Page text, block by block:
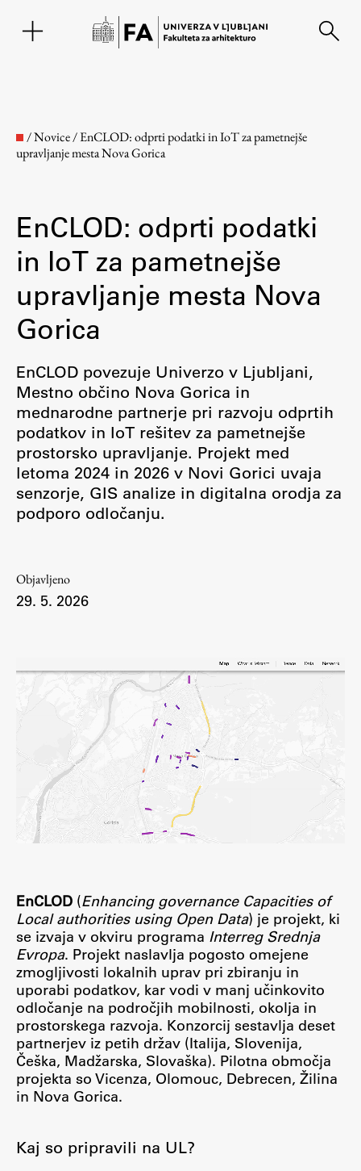
Fakulteta
Osebje
Organiziranost
Alumni
Knjižnica
Mednarodno sodelovanje
Članstva v združenjih
Konzorciji
Spletni arhiv DEPO
Študij
Predstavitev študija
Študentske informacije
Predmeti
Izbirni moduli EMŠA
Vpis
Zaključek študija
Mednarodne izmenjave
Študijske prakse
Spletna učilnica
/Novice/EnCLOD: odprti podatki in IoT za pametnejše
upravljanje mesta Nova Gorica
EnCLOD: odprti podatki
in IoT za pametnejše
upravljanje mesta Nova
Gorica
EnCLOD povezuje Univerzo v Ljubljani,
Mestno občino Nova Gorica in
mednarodne partnerje pri razvoju odprtih
podatkov in IoT rešitev za pametnejše
prostorsko upravljanje. Projekt med
letoma 2024 in 2026 v Novi Gorici uvaja
senzorje, GIS analize in digitalna orodja za
podporo odločanju.
Objavljeno
29. 5. 2026
EnCLOD (Enhancing governance Capacities of
Local authorities using Open Data) je projekt, ki
se izvaja v okviru programa Interreg Srednja
Evropa. Projekt naslavlja pogosto omejene
zmogljivosti lokalnih uprav pri zbiranju in
uporabi podatkov, kar vodi v manj učinkovito
odločanje na področjih mobilnosti, okolja in
prostorskega razvoja. Konzorcij sestavlja deset
partnerjev iz petih držav (Italija, Slovenija,
Češka, Madžarska, Slovaška). Pilotna območja
projekta so Vicenza, Olomouc, Debrecen, Žilina
in Nova Gorica.
Kaj so pripravili na UL?